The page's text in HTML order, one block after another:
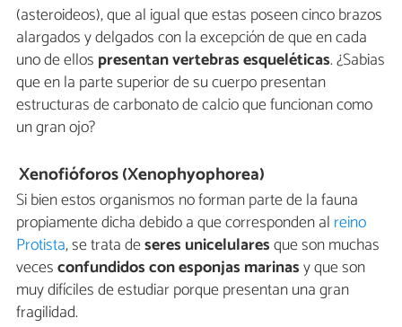
(asteroideos), que al igual que estas poseen cinco brazos
alargados y delgados con la excepción de que en cada
uno de ellos presentan vertebras esqueléticas. ¿Sabias
que en la parte superior de su cuerpo presentan
estructuras de carbonato de calcio que funcionan como
un gran ojo?
Xenofióforos (Xenophyophorea)
Si bien estos organismos no forman parte de la fauna
propiamente dicha debido a que corresponden al reino
Protista, se trata deseres unicelularesque son muchas
vecesconfundidos con esponjas marinasy que son
muy difíciles de estudiar porque presentan una gran
fragilidad.